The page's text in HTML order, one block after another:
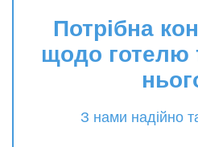
Потрібна
щодо готелю
З нами надійно